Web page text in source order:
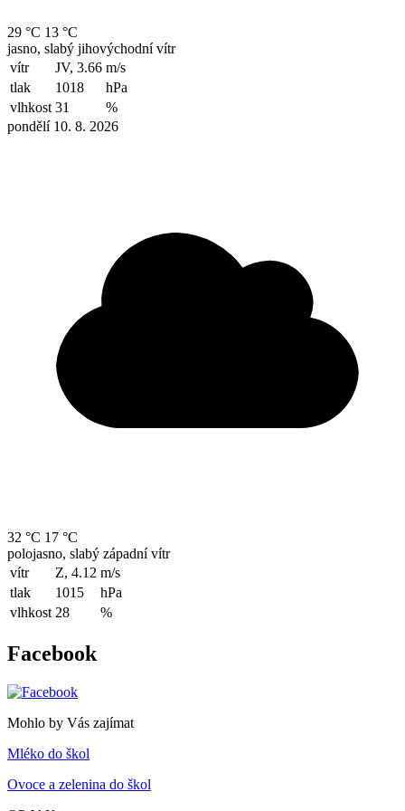
29 °C 13 °C
jasno, slabý jihovýchodní vítr
vítr
JV, 3.66 m/s
tlak
1018
hPa
vlhkost 31
%
pondělí 10. 8. 2026
32 °C 17 °C
polojasno, slabý západní vítr
vítr
Z, 4.12 m/s
tlak
1015
hPa
vlhkost 28 %
Facebook
Mohlo by Vás zajímat
Mléko do škol
Ovoce a zelenina do škol